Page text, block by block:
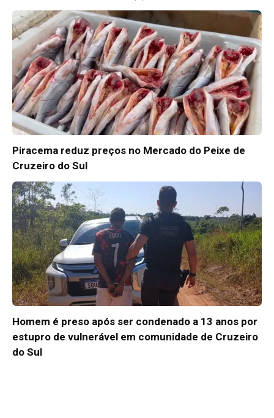
Piracema reduz preços no Mercado do Peixe de
Cruzeiro do Sul
Homem é preso após ser condenado a 13 anos por
estupro de vulnerável em comunidade de Cruzeiro
do Sul